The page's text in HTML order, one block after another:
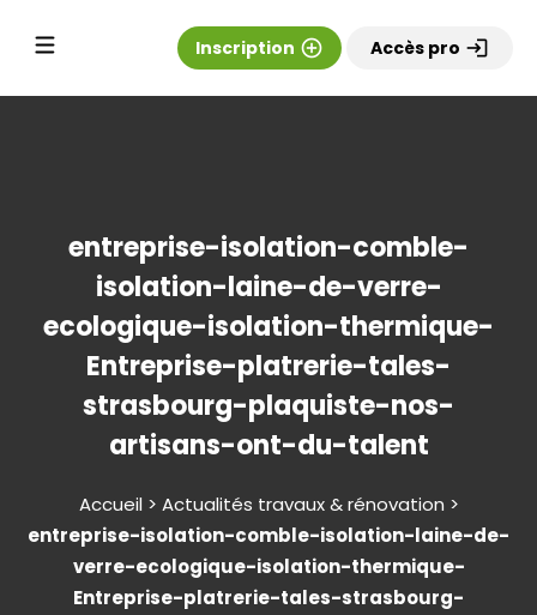
Inscription add_circle_outline Accès pro login
entreprise-isolation-comble-
isolation-laine-de-verre-
ecologique-isolation-thermique-
Entreprise-platrerie-tales-
strasbourg-plaquiste-nos-
artisans-ont-du-talent
Accueil > Actualités travaux & rénovation >
entreprise-isolation-comble-isolation-laine-de-
verre-ecologique-isolation-thermique-
Entreprise-platrerie-tales-strasbourg-